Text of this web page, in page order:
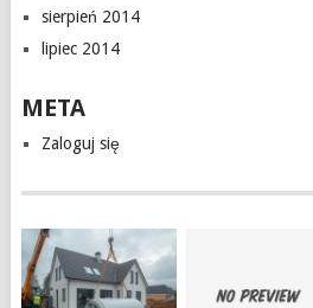
sierpień 2014
lipiec 2014
META
Zaloguj się